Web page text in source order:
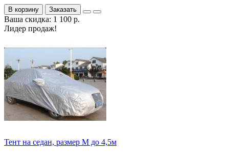
В корзину Заказать
Ваша скидка: 1 100 р.
Лидер продаж!
Тент на седан, размер М до 4,5м